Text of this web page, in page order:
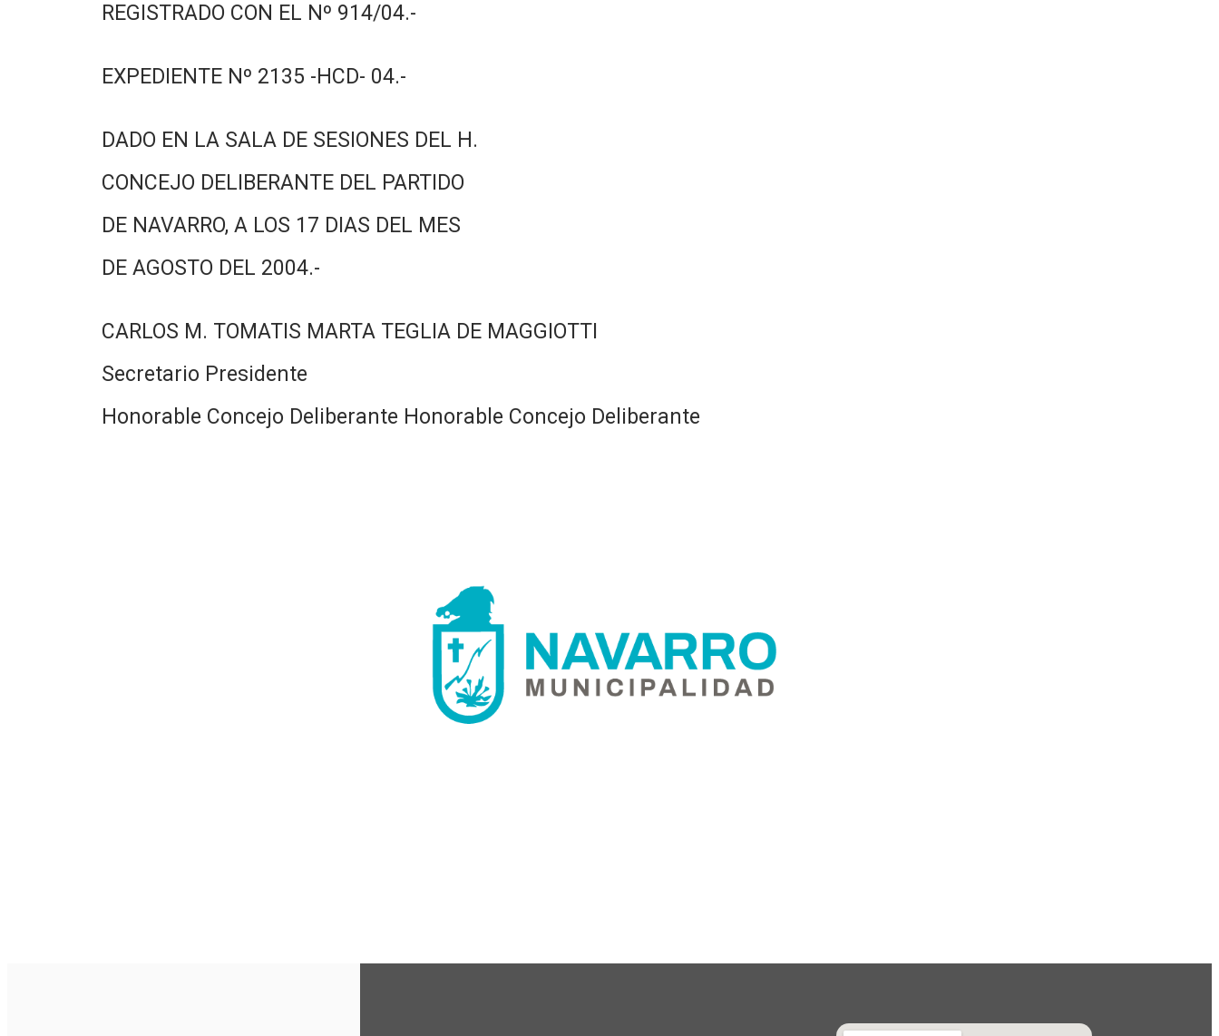
REGISTRADO CON EL Nº 914/04.-
EXPEDIENTE Nº 2135 -HCD- 04.-
DADO EN LA SALA DE SESIONES DEL H.
CONCEJO DELIBERANTE DEL PARTIDO
DE NAVARRO, A LOS 17 DIAS DEL MES
DE AGOSTO DEL 2004.-
CARLOS M. TOMATIS MARTA TEGLIA DE MAGGIOTTI
Secretario Presidente
Honorable Concejo Deliberante Honorable Concejo Deliberante